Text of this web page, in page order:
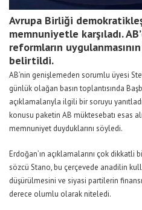
Avrupa Birliği
memnuniyetle karşıladı.
reformların
belirtildi.
AB’nin genişlemeden sorumlu üyesi
günlük olağan basın toplantısında
açıklamalarıyla ilgili bir soruyu
konusu paketin AB müktesebatı esas
memnuniyet duyduklarını söyledi.
Erdoğan’ın açıklamalarını çok
sözcü Stano, bu çerçevede anadilin
düşürülmesini ve siyasi partilerin
derece olumlu olarak niteledi.